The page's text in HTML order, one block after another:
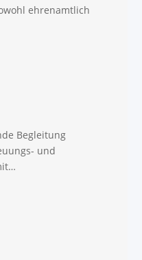
ehrenamtlich
Begleitung
und